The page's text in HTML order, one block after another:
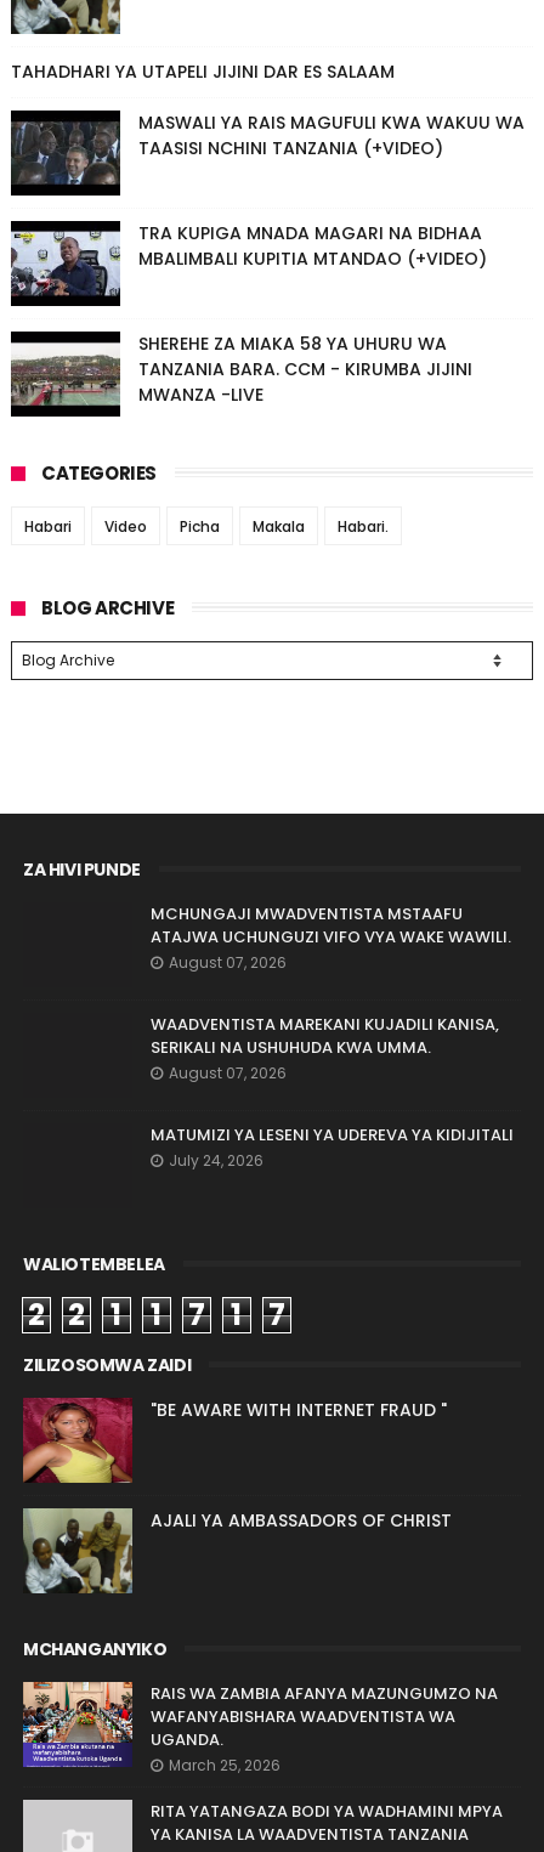
TAHADHARI YA UTAPELI JIJINI DAR ES SALAAM
MASWALI YA RAIS MAGUFULI KWA WAKUU WA
TAASISI NCHINI TANZANIA (+VIDEO)
TRA KUPIGA MNADA MAGARI NA BIDHAA
MBALIMBALI KUPITIA MTANDAO (+VIDEO)
SHEREHE ZA MIAKA 58 YA UHURU WA
TANZANIA BARA. CCM - KIRUMBA JIJINI
MWANZA -LIVE
CATEGORIES
Habari Video Picha Makala Habari.
BLOG ARCHIVE
ZA HIVI PUNDE
MCHUNGAJI MWADVENTISTA MSTAAFU
ATAJWA UCHUNGUZI VIFO VYA WAKE WAWILI.
August 07, 2026
WAADVENTISTA MAREKANI KUJADILI KANISA,
SERIKALI NA USHUHUDA KWA UMMA.
August 07, 2026
MATUMIZI YA LESENI YA UDEREVA YA KIDIJITALI
July 24, 2026
WALIOTEMBELEA
2 2 1 1 7 1 7
ZILIZOSOMWA ZAIDI
"BE AWARE WITH INTERNET FRAUD "
AJALI YA AMBASSADORS OF CHRIST
MCHANGANYIKO
RAIS WA ZAMBIA AFANYA MAZUNGUMZO NA
WAFANYABISHARA WAADVENTISTA WA
UGANDA.
March 25, 2026
RITA YATANGAZA BODI YA WADHAMINI MPYA
YA KANISA LA WAADVENTISTA TANZANIA